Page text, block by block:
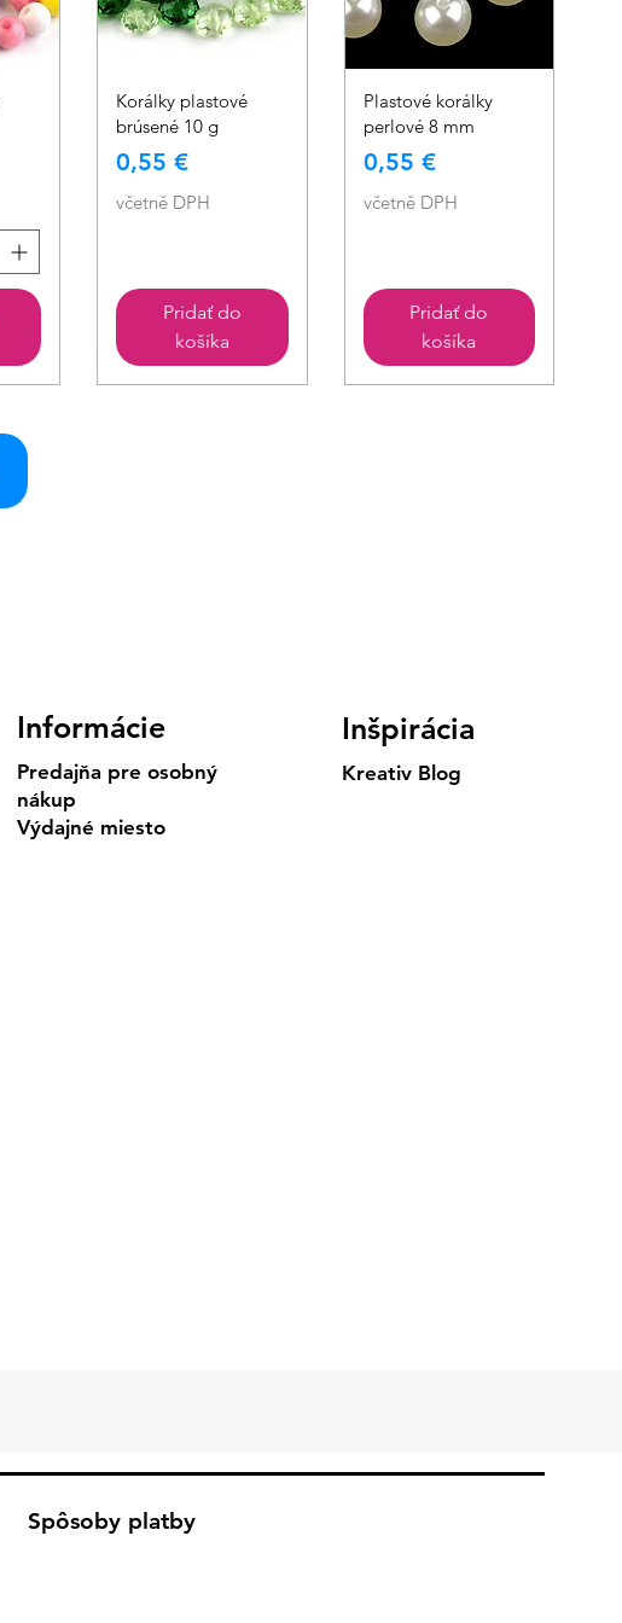
Rychlý náhled
Korálky plastové
brúsené 10 g
Cena
0,55 €
včetně DPH
Pridať do
košíka
Rychlý náhled
Plastové korálky
perlové 8 mm
Cena
0,55 €
včetně DPH
Pridať do
košíka
Informácie
Predajňa pre osobný
nákup
Výdajné miesto
Inšpirácia
Kreativ Blog
Spôsoby platby